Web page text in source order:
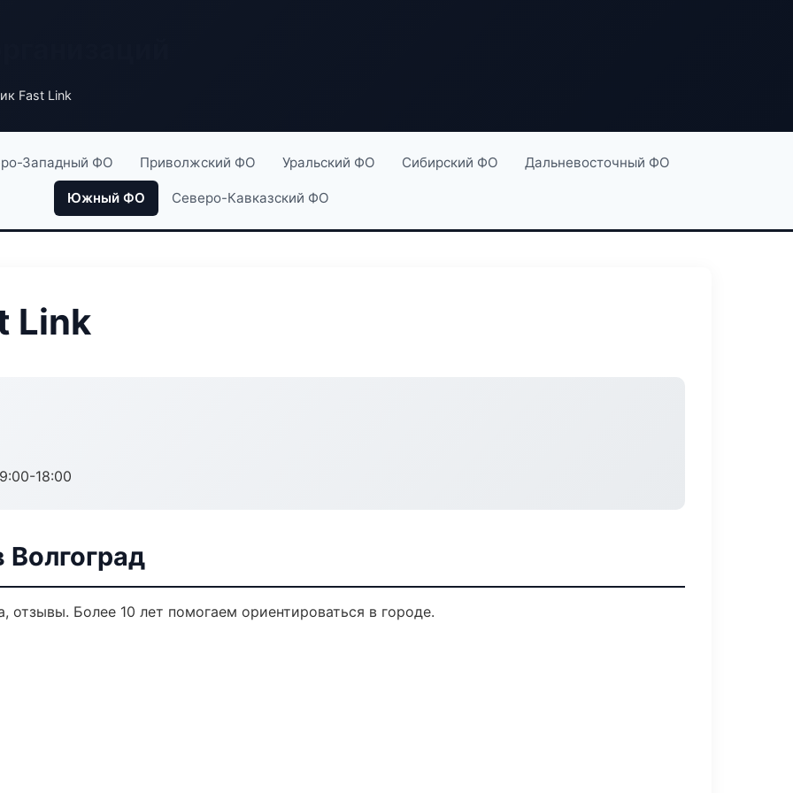
Fast Link
Западный ФО Приволжский ФО Уральский ФО Сибирский ФО Дальневосточный ФО
Южный ФО Северо-Кавказский ФО
Link
18:00
отзывы. Более 10 лет помогаем ориентироваться в городе.